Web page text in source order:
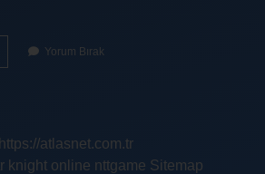
Yorum Bırak
https://atlasnet.com.tr
knight online nttgame Sitemap